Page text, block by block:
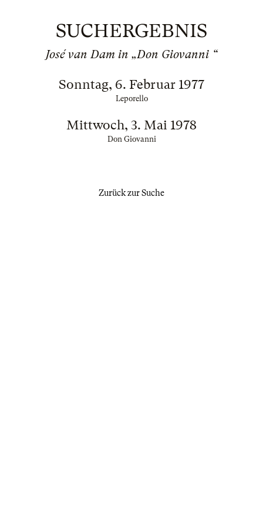
SUCHERGEBNIS
José van Dam in „Don Giovanni “
Sonntag, 6. Februar 1977
Leporello
Mittwoch, 3. Mai 1978
Don Giovanni
Zurück zur Suche